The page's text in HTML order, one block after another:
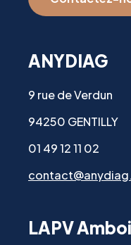
ANYDIAG
9 rue de Verdun
94250 GENTILLY
01 49 12 11 02
LAPV